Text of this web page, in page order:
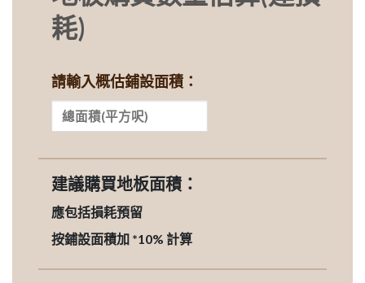
耗)
請輸入概估鋪設面積：
建議購買地板面積：
應包括損耗預留
按鋪設面積加 *10% 計算